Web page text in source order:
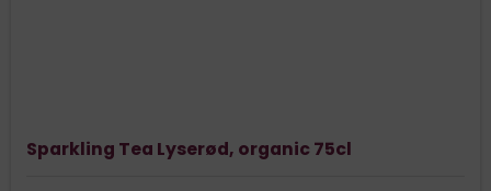
Sparkling Tea Lyserød, organic 75cl